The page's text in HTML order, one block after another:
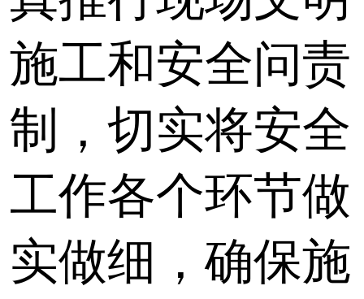
施工和安全问责
制，切实将安全
工作各个环节做
实做细，确保施